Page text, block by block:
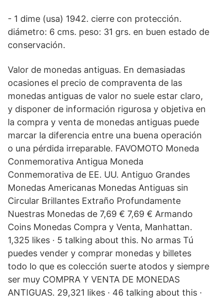
- 1 dime (usa) 1942. cierre con protección.
diámetro: 6 cms. peso: 31 grs. en buen estado de
conservación.
Valor de monedas antiguas. En demasiadas
ocasiones el precio de compraventa de las
monedas antiguas de valor no suele estar claro,
y disponer de información rigurosa y objetiva en
la compra y venta de monedas antiguas puede
marcar la diferencia entre una buena operación
o una pérdida irreparable. FAVOMOTO Moneda
Conmemorativa Antigua Moneda
Conmemorativa de EE. UU. Antiguo Grandes
Monedas Americanas Monedas Antiguas sin
Circular Brillantes Extraño Profundamente
Nuestras Monedas de 7,69 € 7,69 € Armando
Coins Monedas Compra y Venta, Manhattan.
1,325 likes · 5 talking about this. No armas Tú
puedes vender y comprar monedas y billetes
todo lo que es colección suerte atodos y siempre
ser muy COMPRA Y VENTA DE MONEDAS
ANTIGUAS. 29,321 likes · 46 talking about this ·